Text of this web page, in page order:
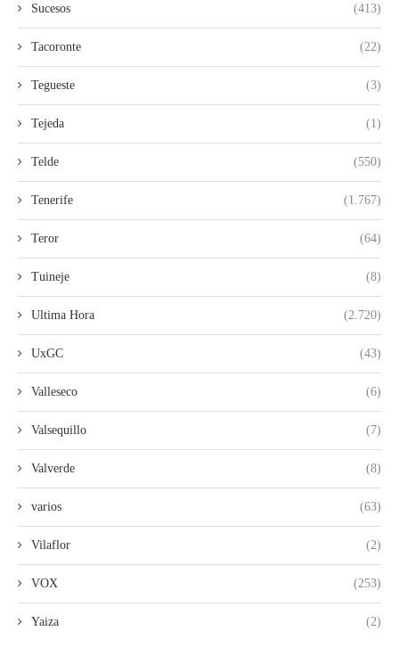
Sucesos (413)
Tacoronte (22)
Tegueste (3)
Tejeda (1)
Telde (550)
Tenerife (1.767)
Teror (64)
Tuineje (8)
Ultima Hora (2.720)
UxGC (43)
Valleseco (6)
Valsequillo (7)
Valverde (8)
varios (63)
Vilaflor (2)
VOX (253)
Yaiza (2)